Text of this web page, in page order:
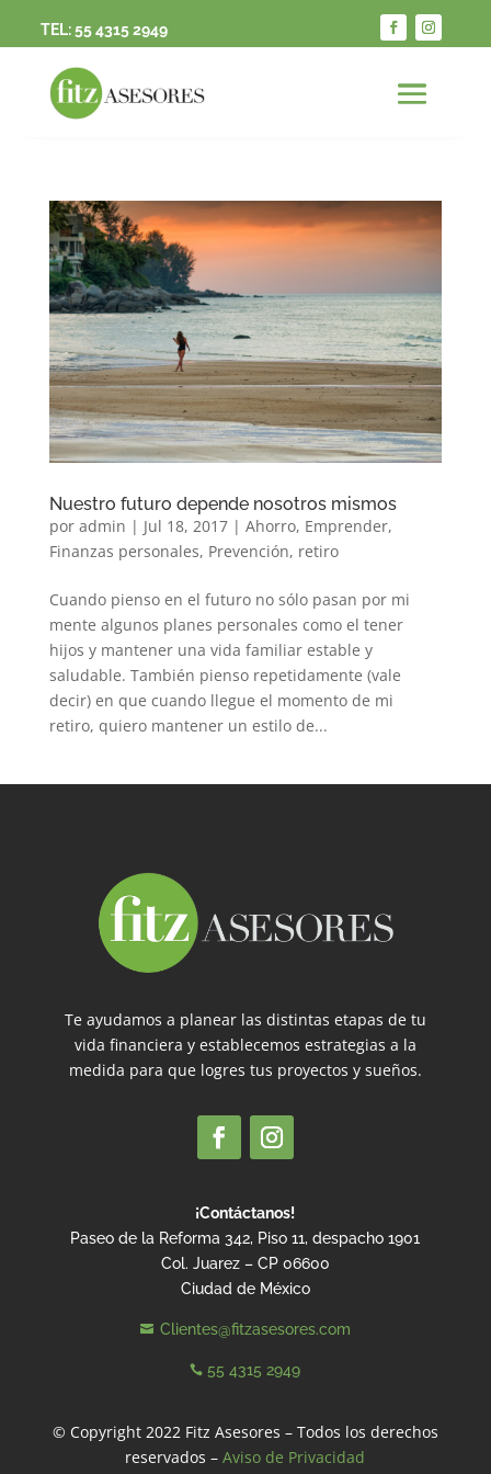
TEL:55 4315 2949
Nuestro futuro depende nosotros mismos
por admin | Jul 18, 2017| Ahorro, Emprender,
Finanzas personales, Prevención, retiro
Cuando pienso en el futuro no sólo pasan por mi
mente algunos planes personales como el tener
hijos y mantener una vida familiar estable y
saludable. También pienso repetidamente (vale
decir) en que cuando llegue el momento de mi
retiro, quiero mantener un estilo de...
Te ayudamos a planear las distintas etapas de tu
vida financiera y establecemos estrategias a la
medida para que logres tus proyectos y sueños.
¡Contáctanos!
Paseo de la Reforma 342, Piso 11, despacho 1901
Col. Juarez – CP 06600
Ciudad de México
 Clientes@fitzasesores.com
 55 4315 2949
© Copyright 2022 Fitz Asesores – Todos los derechos
reservados –Aviso de Privacidad